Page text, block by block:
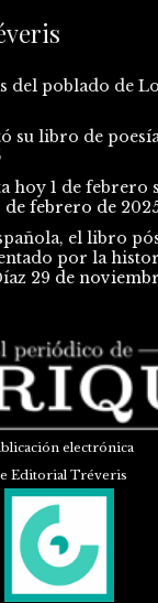
del poblado de
su libro de
hoy 1 de febrero
de febrero de
el libro
por la
29 de
electrónica
Editorial Tréveris